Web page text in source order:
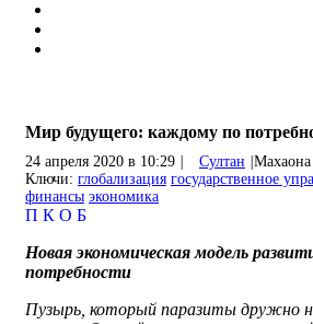
Мир будущего: каждому по
24 апреля 2020 в 10:29 Султан Махаона
Ключи: глобализация государственное
финансы экономика
П К О Б
Новая экономическая модель
потребности
Пузырь, который паразиты дружно